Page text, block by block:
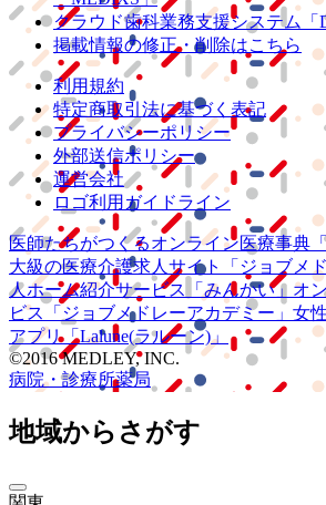
クラウド歯科業務支援システム
掲載情報の修正・削除はこちら
利用規約
特定商取引法に基づく表記
プライバシーポリシー
外部送信ポリシー
運営会社
ロゴ利用ガイドライン
医師たちがつくるオンライン医療事典
大級の医療介護求人サイト 「ジョブメ
人ホーム紹介サービス
「みんかい」 オ
ビス
「ジョブメドレーアカデミー」 女
アプリ「Lalune(ラルーン)」
©2016 MEDLEY, INC.
病院・診療所薬局
地域からさがす